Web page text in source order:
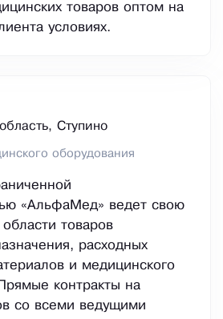
товаров оптом на
условиях.
Ступино
оборудования
«АльфаМед» ведет свою
товаров
расходных
и медицинского
контракты на
со всеми ведущими